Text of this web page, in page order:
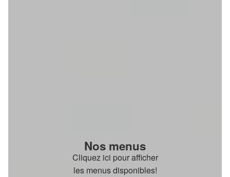
Nos menus
Cliquez ici pour afficher
les menus disponibles!